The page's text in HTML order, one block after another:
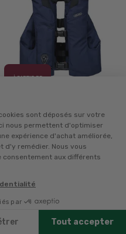
sont déposés sur votre
nous permettent d'optimiser
expérience d'achat améliorée,
d'y remédier. Nous vous
consentement aux différents
par
Tout accepter
OFFRE
L'OFFRE SUR LE PACK :
OURAYE, METTEZ CES
DEUX ARTICLES DANS
VOTRE PANIER PUIS
L’OFFRE S'APPLIQUERA
AUTOMATIQUEMENT.
À PARTIR DE
HIT AIR
GILET AIR BAG
COMPLET III MARINE
OFFRE 1 CARTOUCHE DE GAZ OFFERTE
Disponible en livraison